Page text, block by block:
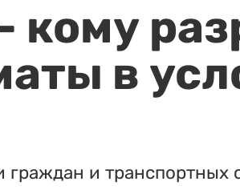
кому
в
и транспортных